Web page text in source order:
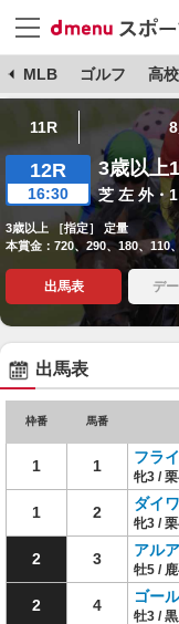
MLB ゴルフ 高
11R
12R
16:30
3歳以上
芝 左 外・
3歳以上 ［指定］ 定量
本賞金：720、290、180、110
出馬表 デ
出馬表
枠番 馬番
1 1 フラ
牝3 /
1 2 ダイ
牝3 /
2 3 アル
牡5 /
2 4 ゴー
牡3 /